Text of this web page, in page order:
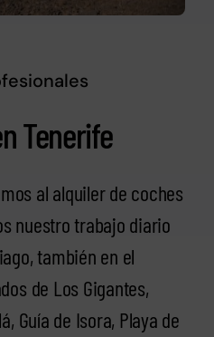
Tenerife
al alquiler de coches
nuestro trabajo diario
también en el
de Los Gigantes,
Guía de Isora, Playa de